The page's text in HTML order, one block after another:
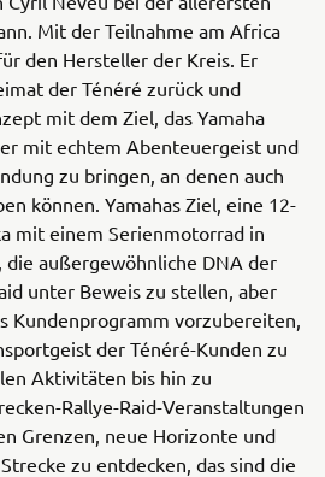
Mit der Teilnahme am Africa
den Hersteller der Kreis. Er
der Ténéré zurück und
mit dem Ziel, das Yamaha
mit echtem Abenteuergeist und
zu bringen, an denen auch
können. Yamahas Ziel, eine 12-
mit einem Serienmotorrad in
außergewöhnliche DNA der
unter Beweis zu stellen, aber
Kundenprogramm vorzubereiten,
der Ténéré-Kunden zu
Aktivitäten bis hin zu
Rallye-Raid-Veranstaltungen
Grenzen, neue Horizonte und
zu entdecken, das sind die